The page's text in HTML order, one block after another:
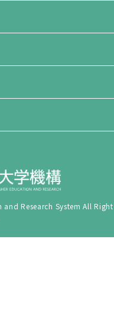
Research System All Right